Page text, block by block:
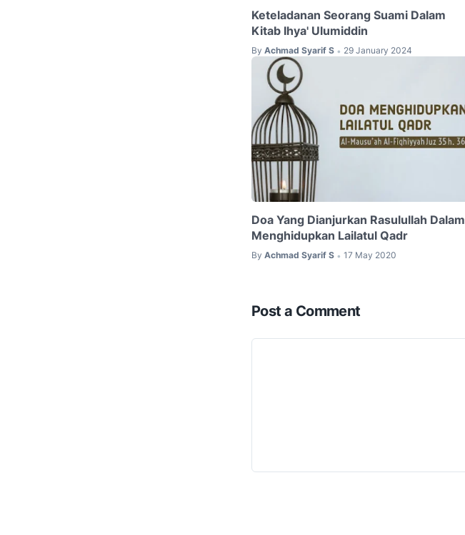
Keteladanan Seorang Suami Dalam
Kitab Ihya' Ulumiddin
By Achmad Syarif S • 29 January 2024
Doa Yang Dianjurkan Rasulullah Dalam
Menghidupkan Lailatul Qadr
By Achmad Syarif S • 17 May 2020
Post a Comment